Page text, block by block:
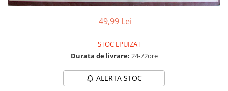
49,99 Lei
STOC EPUIZAT
Durata de livrare: 24-72ore
ALERTA STOC